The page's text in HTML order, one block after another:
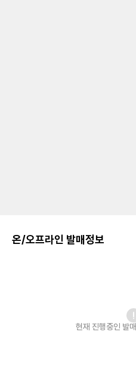
온/오프라인 발매정보
현재 진행중인 발매